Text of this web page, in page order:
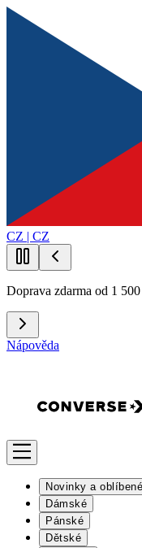
CZ | CZ
Doprava zdarma od 1
Nápověda
Novinky a oblíbené
Dámské
Pánské
Dětské